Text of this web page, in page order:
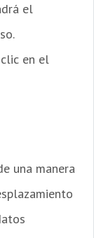
el
en el
una manera